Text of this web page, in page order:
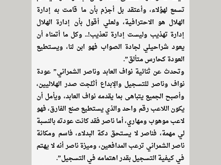
تسمع لهؤلاء، وأعتقد بل أجزم بأن ما قامت به إدارة
الهلال هو الاحترافية، ولعلي أقول بأن إدارة الهلال
إدارة تهذيب وليست إدارة تعذيب!.. وكل ما أتمناه أن
يعود شراحيلي لجادة الصواب فهو ابن لنا، ويستطيع
العودة كحارس متألق”.
وتحدث عن ثنائية نواف العابد وناصر الشمراني” عودة
نواف وناصر للتسجيل والإبداع أثلجت صدر الهلاليين،
وأصبح الجميع يتباهى بما يقدمه نواف العابد، ويأمل أن
يكون اللاعب رقم واحد والذي يستطيع صنع الفارق، فهو
لاعب موهوب ومهاري، أما ناصر فقد كانت عودته بالنسبة
لي مهمة، فناصر لا يستحق دكة البدلاء، فاسم ومكانة
ناصر الشمراني ترعب المدافعين، وميزة ناصر أنه لا يهتم
في كيفية التسجيل بقدر اهتمامه في التسجيل”.